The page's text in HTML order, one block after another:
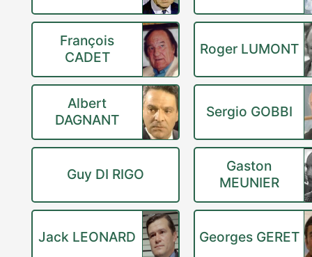
François
CADET
Roger LUMONT
Albert
DAGNANT
Sergio GOBBI
Guy DI RIGO
Gaston
MEUNIER
Jack LEONARD Georges GERET